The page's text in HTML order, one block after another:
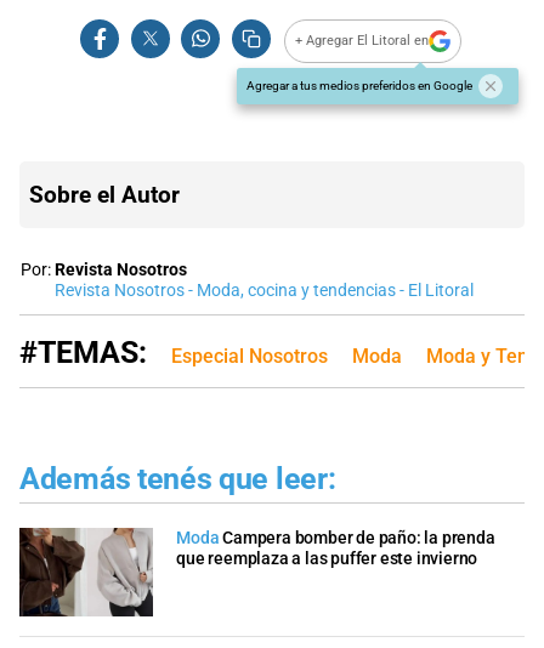
+ Agregar El Litoral en
Agregar a tus medios preferidos en Google
Sobre el Autor
Por:Revista Nosotros
Revista Nosotros - Moda, cocina y tendencias - El Litoral
#TEMAS: Especial Nosotros Moda Moda y
Además tenés que leer:
ModaCampera bomber de paño: la prenda
que reemplaza a las puffer este invierno